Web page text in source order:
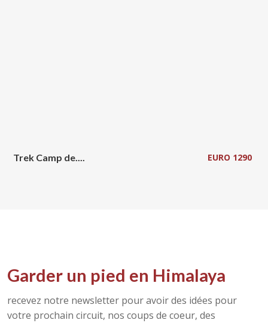
Trek Camp de.... EURO 1290
Garder un pied en Himalaya
recevez notre newsletter pour avoir des idées pour
votre prochain circuit, nos coups de coeur, des